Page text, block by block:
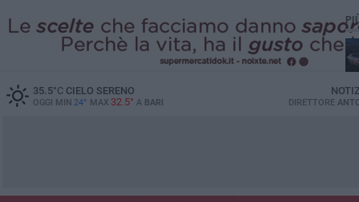
35.5°CCIELO SERENO
OGGI MIN 24° MAX 32.5° A BARI DIRETTORE